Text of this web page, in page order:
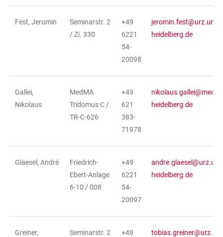
Fest, Jeromin
Seminarstr. 2
/ Zi. 330
+49
6221
54-
20098
jeromin.fest@urz.uni-
heidelberg.de
Gallei,
Nikolaus
MedMA
Tridomus C /
TR-C-626
+49
621
383-
71978
heidelberg.de
Glaesel, André
Friedrich-
Ebert-Anlage
6-10 / 008
+49
6221
54-
20097
andre.glaesel@urz.uni-
heidelberg.de
Greiner,
Seminarstr. 2
+49